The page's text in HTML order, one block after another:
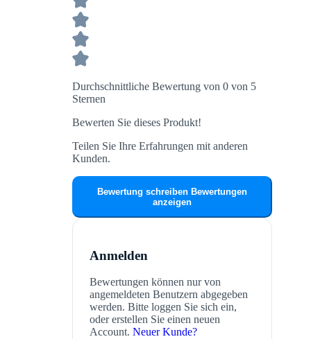
Durchschnittliche Bewertung von 0 von 5
Sternen
Bewerten Sie dieses Produkt!
Teilen Sie Ihre Erfahrungen mit anderen
Kunden.
Bewertung schreiben Bewertungen
anzeigen
Anmelden
Bewertungen können nur von
angemeldeten Benutzern abgegeben
werden. Bitte loggen Sie sich ein,
oder erstellen Sie einen neuen
Account. Neuer Kunde?